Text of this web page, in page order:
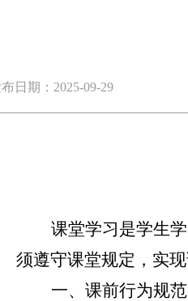
日期：2025-09-29
课堂学习是学生
须遵守课堂规定，实
一、课前行为规范